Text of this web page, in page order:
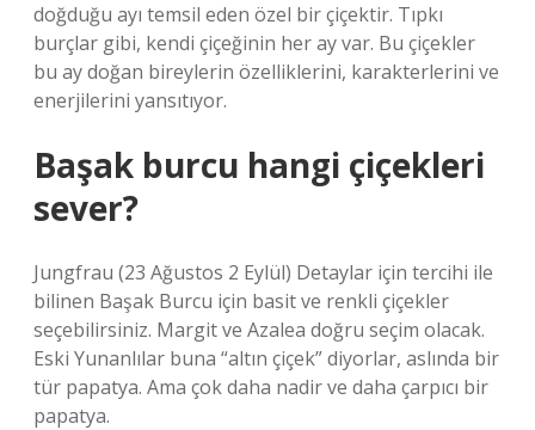
doğduğu ayı temsil eden özel bir çiçektir. Tıpkı
burçlar gibi, kendi çiçeğinin her ay var. Bu çiçekler
bu ay doğan bireylerin özelliklerini, karakterlerini ve
enerjilerini yansıtıyor.
Başak burcu hangi çiçekleri
sever?
Jungfrau (23 Ağustos 2 Eylül) Detaylar için tercihi ile
bilinen Başak Burcu için basit ve renkli çiçekler
seçebilirsiniz. Margit ve Azalea doğru seçim olacak.
Eski Yunanlılar buna “altın çiçek” diyorlar, aslında bir
tür papatya. Ama çok daha nadir ve daha çarpıcı bir
papatya.